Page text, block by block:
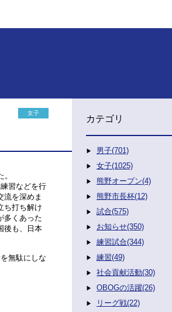
女子
習などを行
流を深めま
ち打ち解け
多くあった
後も、日本
無駄にしな
カテゴリ
男子(701)
女子(1025)
熊野オープン(4)
熊野市長杯(12)
試合(575)
お知らせ(350)
練習試合(344)
練習(49)
社会貢献活動(30)
OBOGの活躍(26)
リーグ戦(22)